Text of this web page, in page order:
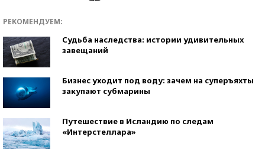
РЕКОМЕНДУЕМ:
Судьба наследства: истории удивительных
завещаний
Бизнес уходит под воду: зачем на суперъяхты
закупают субмарины
Путешествие в Исландию по следам
«Интерстеллара»